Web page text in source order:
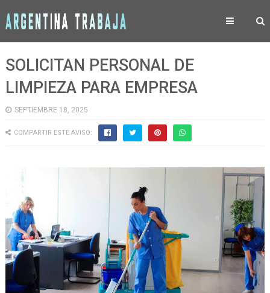
SOLICITAN PERSONAL DE
LIMPIEZA PARA EMPRESA
SEPTIEMBRE 18, 2025
COMPARTIR ESTE AVISO: